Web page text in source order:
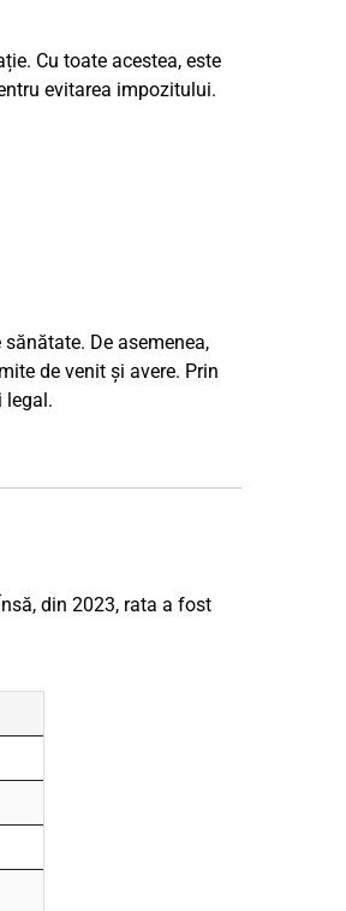
Cu toate acestea, este
evitarea impozitului.
De asemenea,
de venit și avere. Prin
legal.
din 2023, rata a fost